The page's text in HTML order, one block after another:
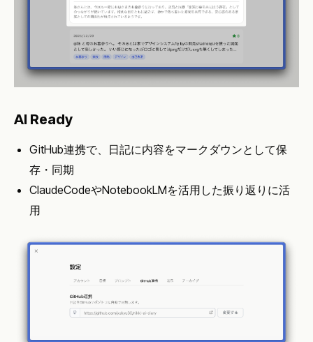
AI Ready
GitHub連携で、日記に内容をマークダウンとして保
存・同期
ClaudeCodeやNotebookLMを活用した振り返りに活
用